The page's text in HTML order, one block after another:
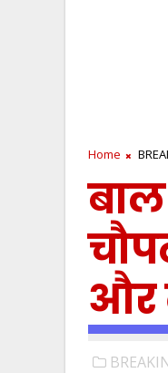
Home
और